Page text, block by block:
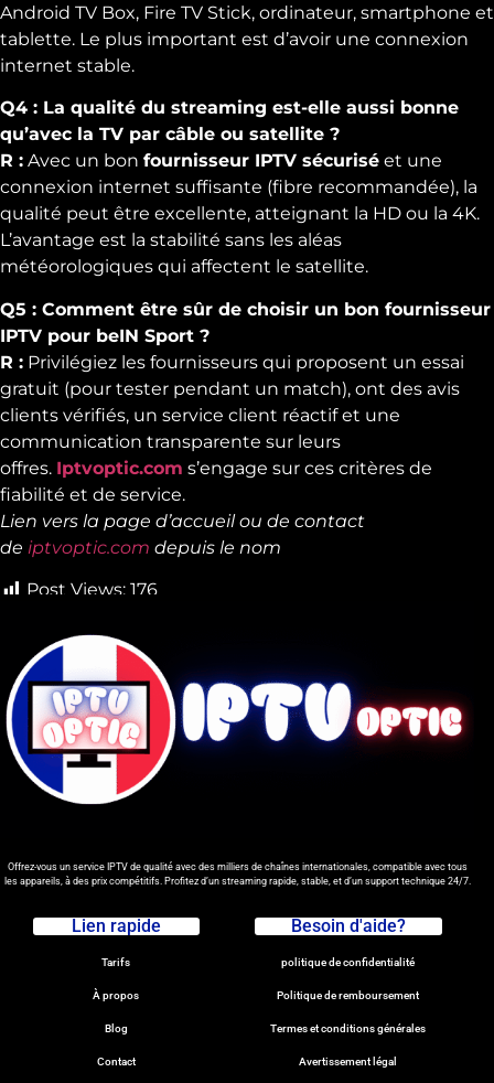
Android TV Box, Fire TV Stick, ordinateur, smartphone et
tablette. Le plus important est d’avoir une connexion
internet stable.
Q4 : La qualité du streaming est-elle aussi bonne
qu’avec la TV par câble ou satellite ?
R : Avec un bon fournisseur IPTV sécurisé et une
connexion internet suffisante (fibre recommandée), la
qualité peut être excellente, atteignant la HD ou la 4K.
L’avantage est la stabilité sans les aléas
météorologiques qui affectent le satellite.
Q5 : Comment être sûr de choisir un bon fournisseur
IPTV pour beIN Sport ?
R : Privilégiez les fournisseurs qui proposent un essai
gratuit (pour tester pendant un match), ont des avis
clients vérifiés, un service client réactif et une
communication transparente sur leurs
offres. Iptvoptic.com s’engage sur ces critères de
fiabilité et de service.
Lien vers la page d’accueil ou de contact
de iptvoptic.com depuis le nom
Post Views: 176
Offrez-vous un service IPTV de qualité avec des milliers de chaînes internationales, compatible avec tous
les appareils, à des prix compétitifs. Profitez d’un streaming rapide, stable, et d’un support technique 24/7.
Lien rapide
Tarifs
À propos
Blog
Contact
Besoin d'aide?
politique de confidentialité
Politique de remboursement
Termes et conditions générales
Avertissement légal